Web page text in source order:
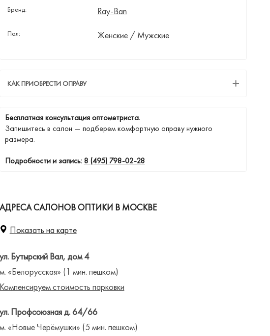
Бренд: Ray-Ban
Пол: Женские/ Мужские
КАК ПРИОБРЕСТИ ОПРАВУ
Бесплатная консультация оптометриста.
Запишитесь в салон — подберем комфортную оправу нужного
размера.
Подробности и запись:8 (495) 798-02-28
АДРЕСА САЛОНОВ ОПТИКИ В МОСКВЕ
Показать на карте
ул. Бутырский Вал, дом 4
м. «Белорусская» (1 мин. пешком)
Компенсируем стоимость парковки
ул. Профсоюзная д. 64/66
м. «Новые Черёмушки» (5 мин. пешком)